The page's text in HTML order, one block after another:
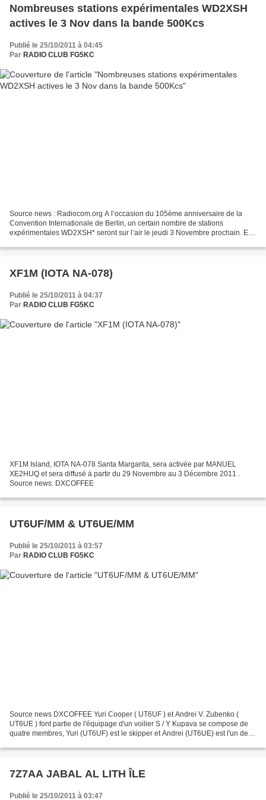
Nombreuses stations expérimentales WD2XSH
actives le 3 Nov dans la bande 500Kcs
Publié le 25/10/2011 à 04:45
Par RADIO CLUB FG5KC
Source news : Radiocom.org A l’occasion du 105ème anniversaire de la
Convention Internationale de Berlin, un certain nombre de stations
expérimentales WD2XSH* seront sur l’air le jeudi 3 Novembre prochain. En
XF1M (IOTA NA-078)
Publié le 25/10/2011 à 04:37
Par RADIO CLUB FG5KC
XF1M Island, IOTA NA-078 Santa Margarita, sera activée par MANUEL
XE2HUQ et sera diffusé à partir du 29 Novembre au 3 Décembre 2011 .
Source news: DXCOFFEE
UT6UF/MM & UT6UE/MM
Publié le 25/10/2011 à 03:57
Par RADIO CLUB FG5KC
Source news DXCOFFEE Yuri Cooper ( UT6UF ) et Andrei V. Zubenko (
UT6UE ) font partie de l'équipage d'un voilier S / Y Kupava se compose de
quatre membres, Yuri (UT6UF) est le skipper et Andrei (UT6UE) est l'un des
7Z7AA JABAL AL LITH ÎLE
Publié le 25/10/2011 à 03:47